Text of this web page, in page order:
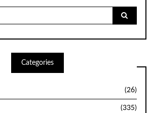
Categories
(26)
(335)